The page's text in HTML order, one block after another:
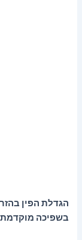
הגדלת הפין
בשפיכה